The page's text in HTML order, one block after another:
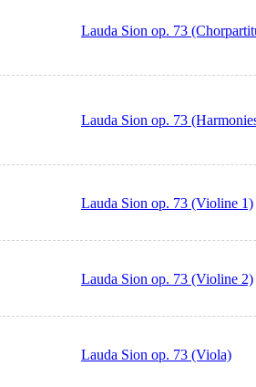
Lauda Sion op. 73
Lauda Sion op. 73
Lauda Sion op. 73 (Violine 1)
Lauda Sion op. 73 (Violine 2)
Lauda Sion op. 73 (Viola)